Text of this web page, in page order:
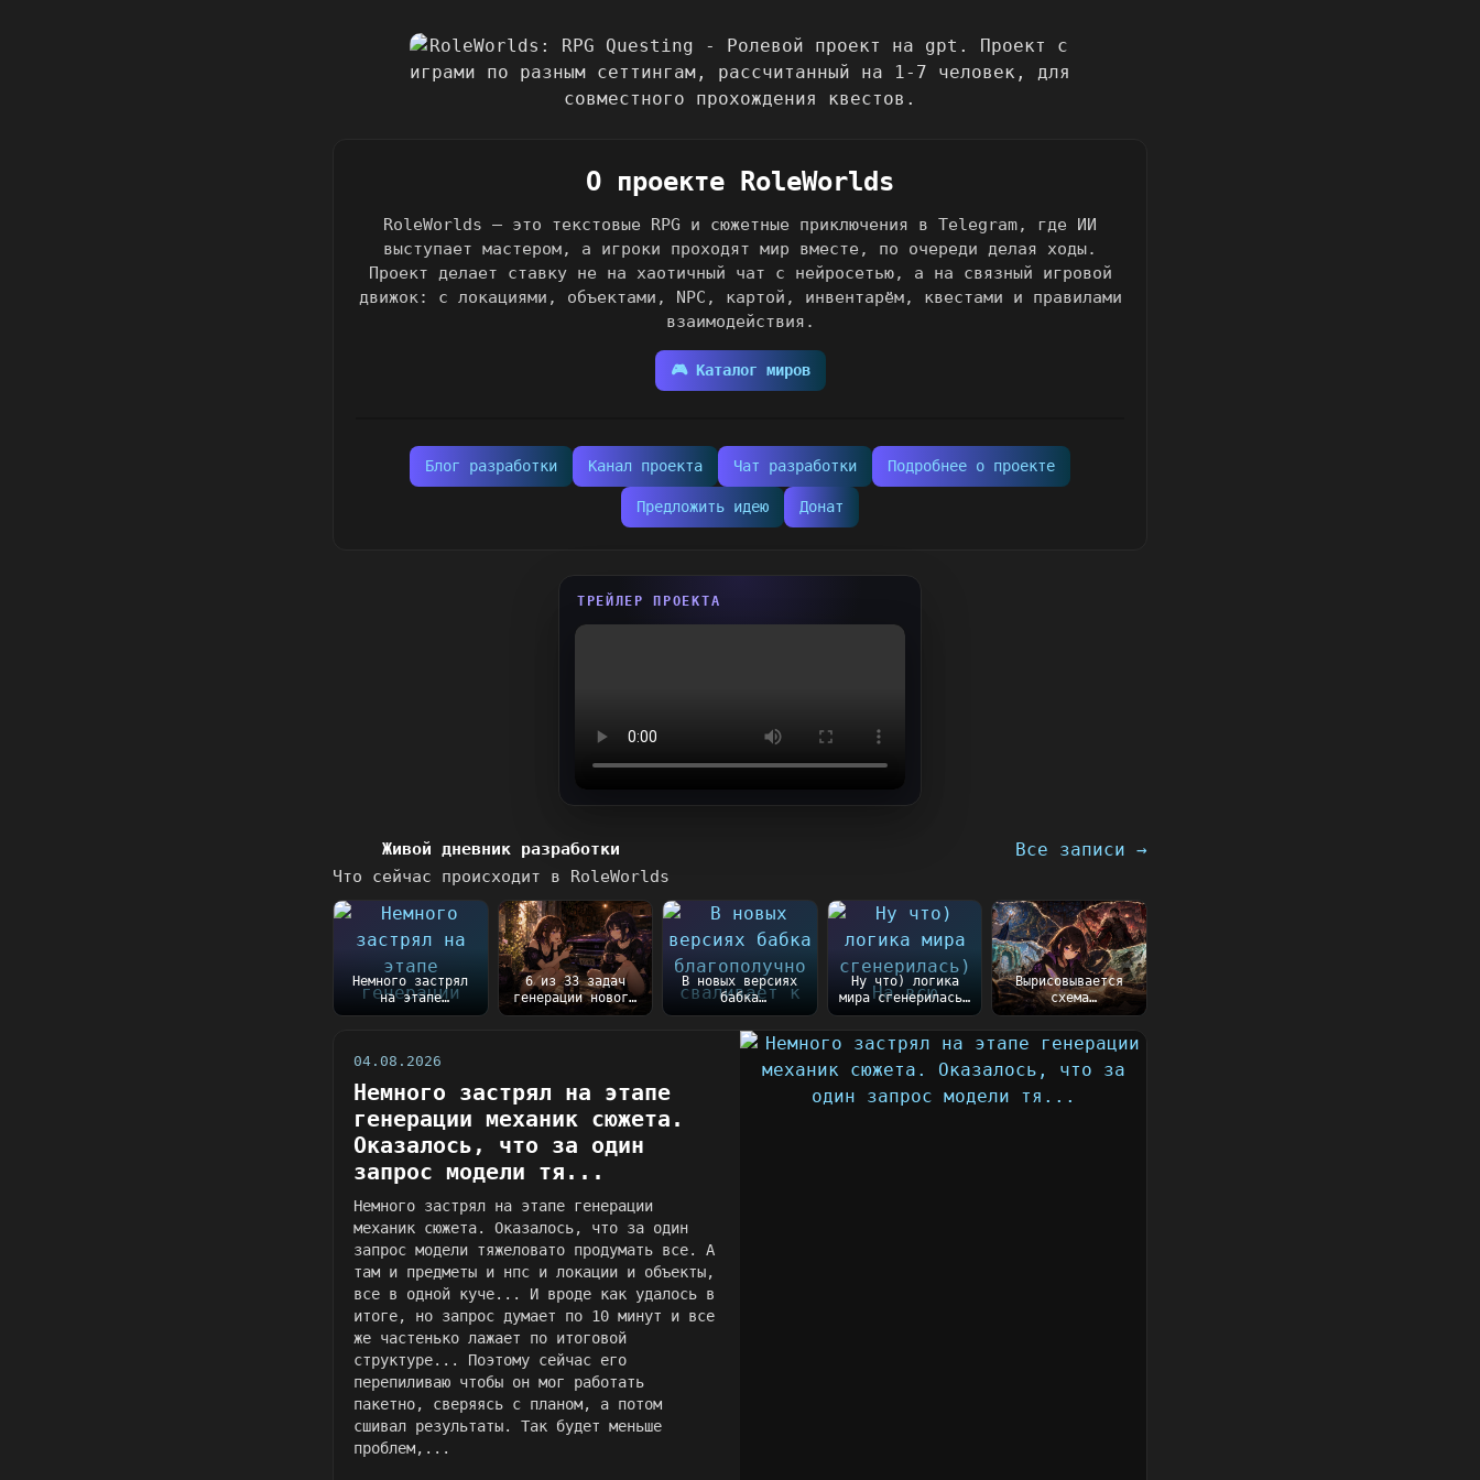
О проекте RoleWorlds
RoleWorlds — это текстовые RPG и сюжетные приключения в Telegram, где ИИ
выступает мастером, а игроки проходят мир вместе, по очереди делая ходы.
Проект делает ставку не на хаотичный чат с нейросетью, а на связный игровой
движок: с локациями, объектами, NPC, картой, инвентарём, квестами и правилами
взаимодействия.
🎮 Каталог миров
Блог разработки Канал проекта Чат разработки Подробнее о проекте
Предложить идею Донат
ТРЕЙЛЕР ПРОЕКТА
Живой дневник разработки
Что сейчас происходит в RoleWorlds
Все записи →
Немного застрял
на этапе
генерации механик
6 из 33 задач
генерации нового
мира с вселенной
В новых версиях
бабка
благополучно
сваливает к
сестре после
закл...
Ну что) логика
мира сгенерилась)
На всю генерацию
ушло порядка 5...
Вырисовывается
схема
использования
этого того, что
пишу сейчас....
04.08.2026
Немного застрял на этапе
генерации механик сюжета.
Оказалось, что за один
запрос модели тя...
Немного застрял на этапе генерации
механик сюжета. Оказалось, что за один
запрос модели тяжеловато продумать все. А
там и предметы и нпс и локации и объекты,
все в одной куче... И вроде как удалось в
итоге, но запрос думает по 10 минут и все
же частенько лажает по итоговой
структуре... Поэтому сейчас его
перепиливаю чтобы он мог работать
пакетно, сверяясь с планом, а потом
сшивал результаты. Так будет меньше
проблем,...